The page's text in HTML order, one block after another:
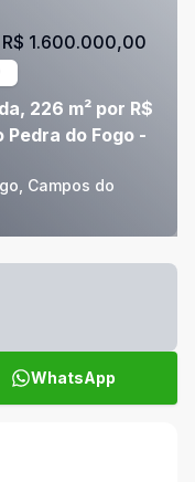
226 m² por R$
do Fogo -
Campos do
R$ 1.600.000,00
WhatsApp